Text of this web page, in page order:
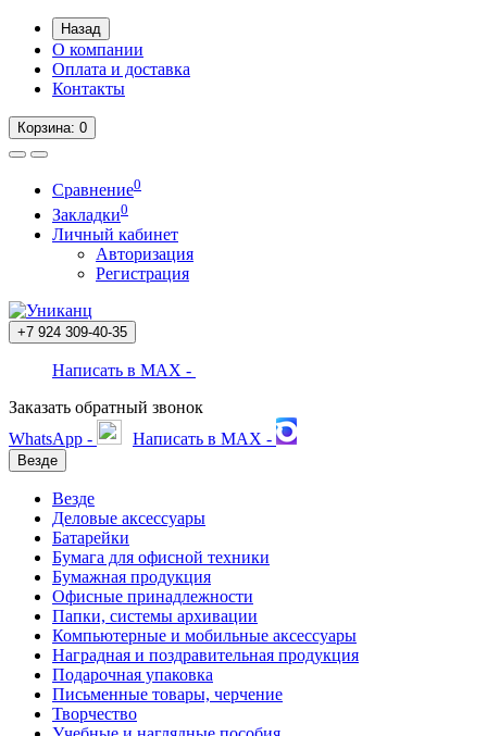
Назад
О компании
Оплата и доставка
Контакты
Корзина: 0
Сравнение0
Закладки0
Личный кабинет
Авторизация
Регистрация
+7 924 309-40-35
Написать в MAX -
Заказать обратный звонок
WhatsApp -
Написать в MAX -
Везде
Везде
Деловые аксессуары
Батарейки
Бумага для офисной техники
Бумажная продукция
Офисные принадлежности
Папки, системы архивации
Компьютерные и мобильные аксессуары
Наградная и поздравительная продукция
Подарочная упаковка
Письменные товары, черчение
Творчество